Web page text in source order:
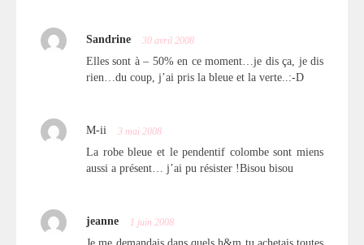
Sandrine 30 avril 2008
Elles sont à – 50% en ce moment…je dis ça, je dis
rien…du coup, j’ai pris la bleue et la verte..:-D
M-ii 3 mai 2008
La robe bleue et le pendentif colombe sont miens
aussi a présent… j’ai pu résister !Bisou bisou
jeanne 1 juin 2008